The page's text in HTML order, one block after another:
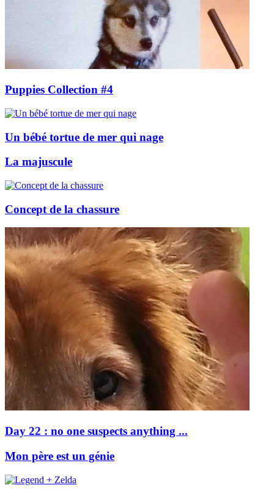
Puppies Collection #4
Un bébé tortue de mer qui nage
La majuscule
Concept de la chassure
Day 22 : no one suspects anything ...
Mon père est un génie